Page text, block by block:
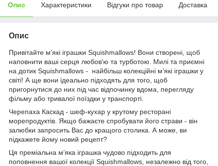
Опис Характеристики Відгуки про товар Доставка
Опис
Привітайте м’які іграшки Squishmallows! Вони створені, щоб
наповнити ваші серця любов'ю та турботою. Милі та приємні
на дотик Squishmallows - найбільш колекційні м’які іграшки у
світі! А ще вони ідеально підходять для того, щоб
пригорнутися до них під час відпочинку вдома, перегляду
фільму або тривалої поїздки у транспорті.
Черепаха Каскад - шеф-кухар у крутому ресторані
морепродуктів. Якщо бажаєте спробувати його страви - він
залюбки запросить Вас до кращого столика. А може, ви
підкажете йому новий рецепт?
Ця преміальна м’яка іграшка чудово підходить для
поповнення вашої колекції Squishmallows, незалежно від того,